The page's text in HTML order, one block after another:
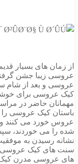
از زمان های بسیار
عروسی زیبا جشن
عروسی و بعد از
کیک عروسی برای
مهمانان حاضر در
باستان کیک عروسی را
عروس خورد می کنند و
شده را می خوردند،
نشانه رسیدن به
سنت های کیک عروسی
های عروسی مدرن